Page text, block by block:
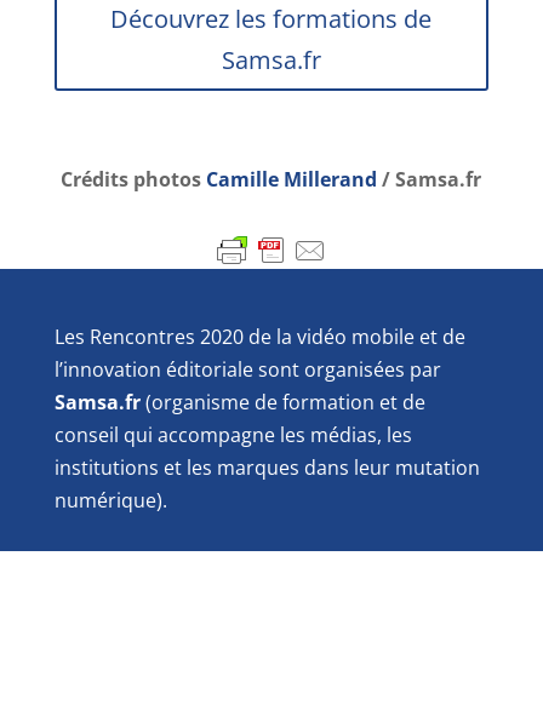
Découvrez les formations de
Samsa.fr
Crédits photos Camille Millerand / Samsa.fr
Les Rencontres 2020 de la vidéo mobile et de
l’innovation éditoriale sont organisées par
Samsa.fr(organisme de formation et de
conseil qui accompagne les médias, les
institutions et les marques dans leur mutation
numérique).